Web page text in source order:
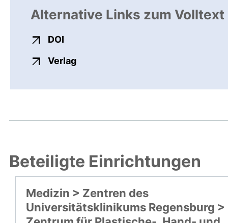
Alternative Links zum Volltext
DOI
Verlagexterner Link, öffnet neues
Beteiligte Einrichtungen
Medizin > Zentren des
Universitätsklinikums Regensburg >